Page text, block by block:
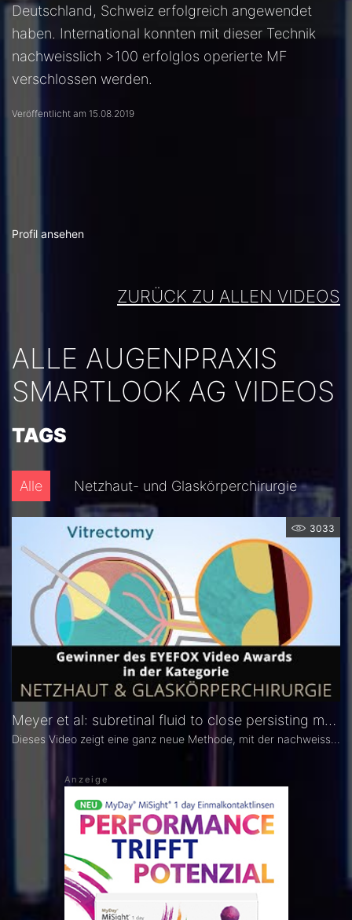
Deutschland, Schweiz erfolgreich angewendet
haben. International konnten mit dieser Technik
nachweisslich >100 erfolglos operierte MF
verschlossen werden.
Veröffentlicht am 15.08.2019
Profil ansehen
ZURÜCK ZU ALLEN VIDEOS
ALLE AUGENPRAXIS
SMARTLOOK AG VIDEOS
TAGS
Alle Netzhaut- und Glaskörperchirurgie
3033
Meyer et al: subretinal fluid to close persisting macular holes